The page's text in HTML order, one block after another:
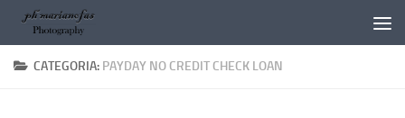
Salta al contenuto
CATEGORIA: PAYDAY NO CREDIT CHECK LOAN